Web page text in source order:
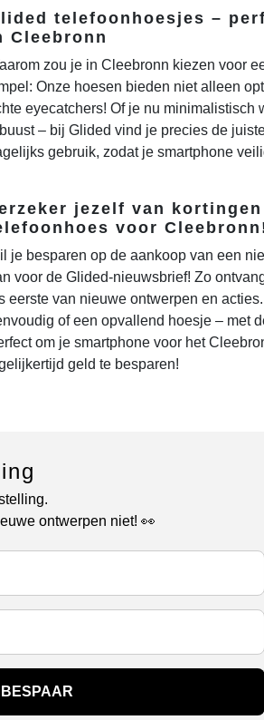
telefoonhoesjes –
Cleebronn
zou je in Cleebronn kiezen voor
Onze hoesen bieden niet alleen
eyecatchers! Of je nu minimalistisch
– bij Glided vind je precies de
gebruik, zodat je smartphone
jezelf van
voor
je besparen op de aankoop van een
voor de Glided-nieuwsbrief! Zo
eerste van nieuwe ontwerpen en
of een opvallend hoesje – met
om je smartphone voor het
geld te besparen!
ontwerpen niet! 👀